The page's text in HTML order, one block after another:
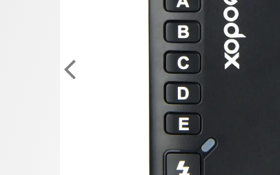
JJC Rektangulär softbox
universal modell för
Ledbar
dubbla blixtfäste